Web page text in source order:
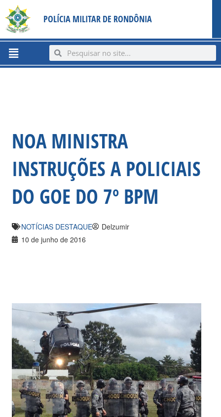
content
para
conteúdo
POLÍCIA MILITAR DE RONDÔNIA
Menu SearchSearch
NOA MINISTRA
INSTRUÇÕES A POLICIAIS
DO GOE DO 7º BPM
NOTÍCIAS DESTAQUE
Delzumir
10 de junho de 2016